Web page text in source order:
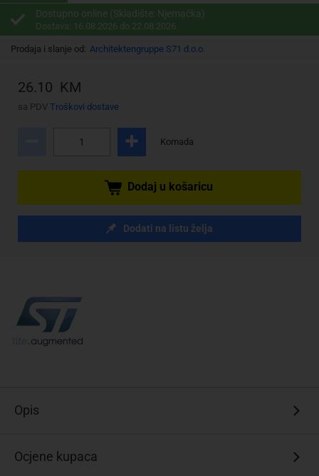
Dostupno online (Skladište: Njemačka)
Dostava: 16.08.2026 do 22.08.2026
Prodaja i slanje od: Architektengruppe S71 d.o.o.
26.10 KM
sa PDV Troškovi dostave
Komada
Dodaj u košaricu
Dodati na listu želja
Opis
Ocjene kupaca